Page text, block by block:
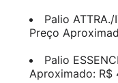
Palio
Preço
Palio
Aproximado: R$